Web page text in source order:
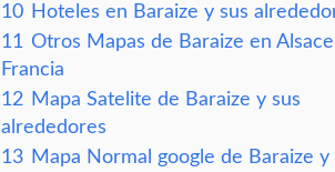
10 Hoteles en Baraize y sus
11 Otros Mapas de Baraize en
Francia
12 Mapa Satelite de Baraize y sus
alrededores
13 Mapa Normal google de Baraize y